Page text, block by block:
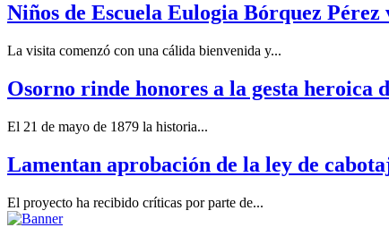
Niños de Escuela Eulogia Bórquez
La visita comenzó con una cálida bienvenida y...
Osorno rinde honores a la gesta
El 21 de mayo de 1879 la historia...
Lamentan aprobación de la ley de
El proyecto ha recibido críticas por parte de...